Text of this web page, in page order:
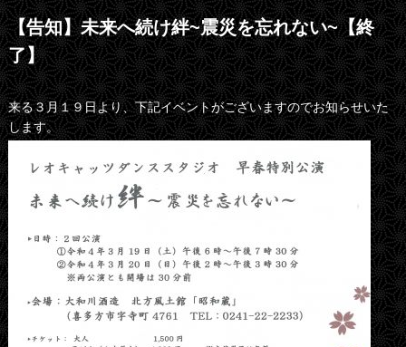
【告知】未来へ続け絆~震災を忘れない~【終
了】
来る３月１９日より、下記イベントがございますのでお知らせいた
します。